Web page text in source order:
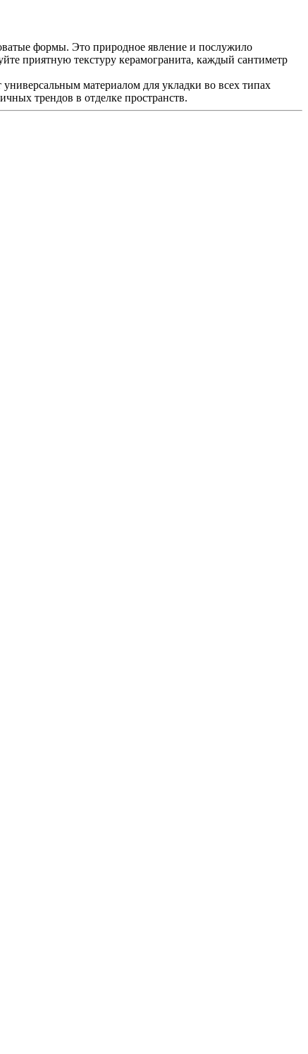
формы. Это природное явление и послужило
приятную текстуру керамогранита, каждый сантиметр
материалом для укладки во всех типах
трендов в отделке пространств.